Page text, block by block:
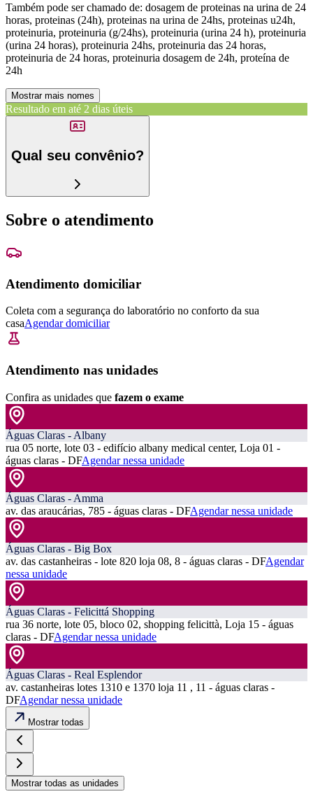
Também pode ser chamado de: dosagem de proteinas na urina de 24
horas, proteinas (24h), proteinas na urina de 24hs, proteinas u24h,
proteinuria, proteinuria (g/24hs), proteinuria (urina 24 h), proteinuria
(urina 24 horas), proteinuria 24hs, proteinuria das 24 horas,
proteinuria de 24 horas, proteinuria dosagem de 24h, proteína de
24h
Mostrar mais nomes
Resultado em até 2 dias úteis
Qual seu convênio?
Sobre o atendimento
Atendimento domiciliar
Coleta com a segurança do laboratório no conforto da sua
casaAgendar domiciliar
Atendimento nas unidades
Confira as unidades que fazem o exame
Águas Claras - Albany
rua 05 norte, lote 03 - edifício albany medical center, Loja 01 -
águas claras - DFAgendar nessa unidade
Águas Claras - Amma
av. das araucárias, 785 - águas claras - DFAgendar nessa unidade
Águas Claras - Big Box
av. das castanheiras - lote 820 loja 08, 8 - águas claras - DFAgendar
nessa unidade
Águas Claras - Felicittá Shopping
rua 36 norte, lote 05, bloco 02, shopping felicittà, Loja 15 - águas
claras - DFAgendar nessa unidade
Águas Claras - Real Esplendor
av. castanheiras lotes 1310 e 1370 loja 11 , 11 - águas claras -
DFAgendar nessa unidade
Mostrar todas
Mostrar todas as unidades